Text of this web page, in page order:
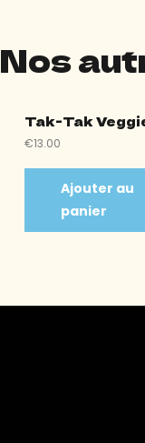
Nos
Tak-Tak
€13.00
Ajouter au
panier